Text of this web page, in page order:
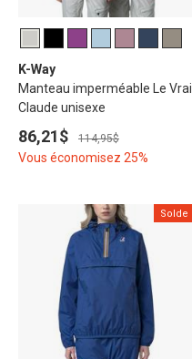
K-Way
Manteau imperméable Le Vrai
Claude unisexe
86,21$ 114,95$
Vous économisez 25%
Solde